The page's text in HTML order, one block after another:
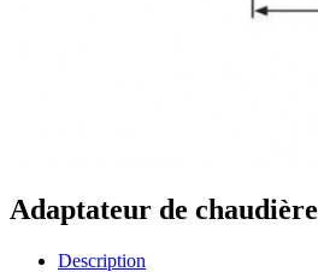
Adaptateur de chaudière
Description